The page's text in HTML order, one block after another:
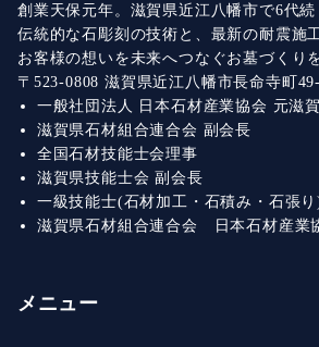
創業天保元年。滋賀県近江八幡市で6代続
伝統的な石彫刻の技術と、最新の耐震施工
お客様の想いを未来へつなぐお墓づくり
〒523-0808 滋賀県近江八幡市長命寺町
一般社団法人 日本石材産業協会 元滋
滋賀県石材組合連合会 副会長
全国石材技能士会理事
滋賀県技能士会 副会長
一級技能士(石材加工・石積み・石張り
滋賀県石材組合連合会 日本石材産業
メニュー